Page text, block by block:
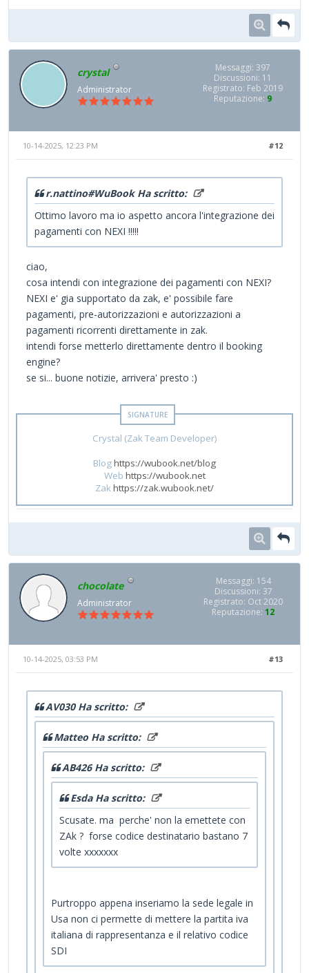
crystal
Administrator
Messaggi: 397
Discussioni: 11
Registrato: Feb 2019
Reputazione: 9
#12
10-14-2025, 12:23 PM
r.nattino#WuBook Ha scritto:
Ottimo lavoro ma io aspetto ancora l'integrazione dei
pagamenti con NEXI !!!!!
ciao,
cosa intendi con integrazione dei pagamenti con NEXI?
NEXI e' gia supportato da zak, e' possibile fare
pagamenti, pre-autorizzazioni e autorizzazioni a
pagamenti ricorrenti direttamente in zak.
intendi forse metterlo direttamente dentro il booking
engine?
se si... buone notizie, arrivera' presto :)
Crystal (Zak Team Developer)
Bloghttps://wubook.net/blog
Web https://wubook.net
Zakhttps://zak.wubook.net/
chocolate
Administrator
Messaggi: 154
Discussioni: 37
Registrato: Oct 2020
Reputazione: 12
#13
10-14-2025, 03:53 PM
AV030 Ha scritto:
Matteo Ha scritto:
AB426 Ha scritto:
Esda Ha scritto:
Scusate. ma perche' non la emettete con
ZAk ? forse codice destinatario bastano 7
volte xxxxxxx
Purtroppo appena inseriamo la sede legale in
Usa non ci permette di mettere la partita iva
italiana di rappresentanza e il relativo codice
SDI